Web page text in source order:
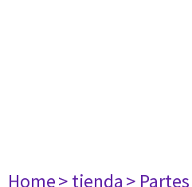
Home> tienda> Partes